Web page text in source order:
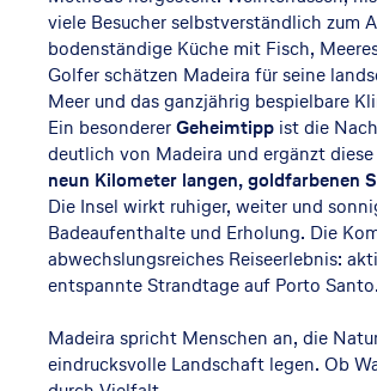
viele Besucher selbstverständlich zum
bodenständige Küche mit Fisch,
Golfer schätzen Madeira für seine
Meer und das ganzjährig bespielbare
Ein besondererGeheimtipp ist die
deutlich von Madeira und ergänzt
neun Kilometer langen, goldfarbenen
Die Insel wirkt ruhiger, weiter und
Badeaufenthalte und Erholung. Die
abwechslungsreiches Reiseerlebnis:
entspannte Strandtage auf Porto Santo.
Madeira spricht Menschen an, die
eindrucksvolle Landschaft legen. Ob